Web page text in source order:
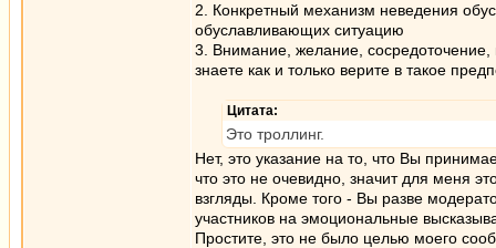
2. Конкретный механизм неведения
обуславливающих ситуацию
3. Внимание, желание,
знаете как и только верите в такое
Цитата:
Это троллинг.
Нет, это указание на то, что Вы
что это не очевидно, значит для меня
взгляды. Кроме того - Вы разве
участников на эмоциональные
Простите, это не было целью моего